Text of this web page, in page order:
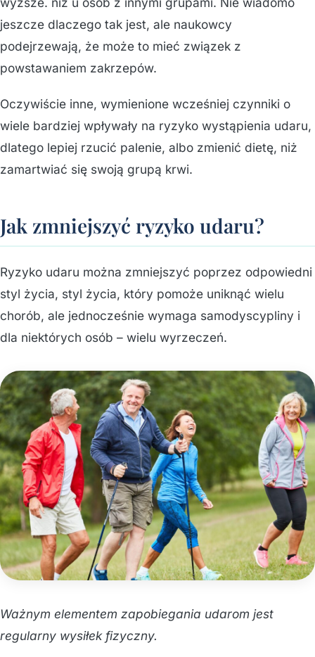
jeszcze dlaczego tak jest, ale naukowcy
podejrzewają, że może to mieć związek z
powstawaniem zakrzepów.
Oczywiście inne, wymienione wcześniej czynniki o
wiele bardziej wpływały na ryzyko wystąpienia udaru,
dlatego lepiej rzucić palenie, albo zmienić dietę, niż
zamartwiać się swoją grupą krwi.
Jak zmniejszyć ryzyko udaru?
Ryzyko udaru można zmniejszyć poprzez odpowiedni
styl życia, styl życia, który pomoże uniknąć wielu
chorób, ale jednocześnie wymaga samodyscypliny i
dla niektórych osób – wielu wyrzeczeń.
Ważnym elementem zapobiegania udarom jest
regularny wysiłek fizyczny.